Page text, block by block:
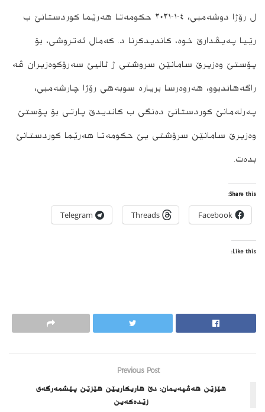
ل رۆژا دوشەمبی، ٤-١-٢٠٢١ حکومەتا ھەرێما کوردستانێ ب
رێیا پەیڤدارێ خوە، کاندیدکرنا د. کەمال ئەتروشی، بۆ
پۆستێ وەزیرێ سامانێن سروشتی ژ ئالیێ سەرۆکوەزیران ڤە
راگەھاندبوو، هه‌روەرسا بریارە سوبەھی رۆژا چارشەمبی،
پەرلەمانێ کوردستانێ دەنگی ب کاندیدێ پارتی بۆ پۆستێ
وەزیرێ سامانێن سرۆشتی یێ حکومەتا ھەرێما کوردستانێ
بده‌ت.
Share this:
Facebook
Threads
Telegram
Like this:
Previous Post
هێزێن هه‌ڤپه‌یمان: دێ هاریكاریێن هێزێن پێشمه‌رگه‌ى
زێده‌كه‌ین